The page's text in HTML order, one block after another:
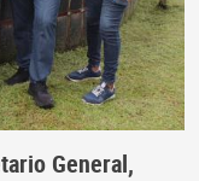
General,